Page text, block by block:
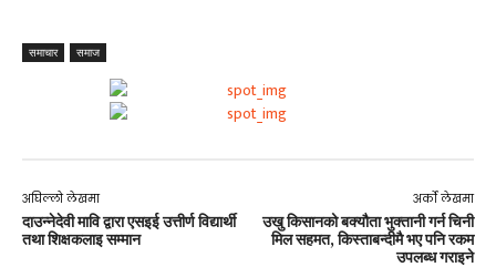
समाचार समाज
अघिल्लो लेखमा
दाउन्नेदेवी मावि द्वारा एसइई उत्तीर्ण विद्यार्थी
तथा शिक्षकलाइ सम्मान
अर्को लेखमा
उखु किसानको बक्यौता भुक्तानी गर्न चिनी
मिल सहमत, किस्ताबन्दीमै भए पनि रकम
उपलब्ध गराइने